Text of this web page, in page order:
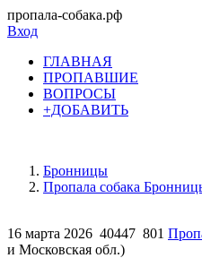
пропала-собака.рф
Вход
ГЛАВНАЯ
ПРОПАВШИЕ
ВОПРОСЫ
+ДОБАВИТЬ
Бронницы
Пропала собака
16 марта 2026 40447 801
и Московская обл.)